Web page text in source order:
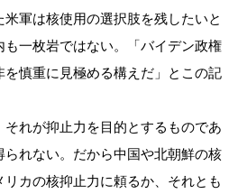
軍は核使用の選択肢を残したいと
一枚岩ではない。「バイデン政権
慎重に見極める構えだ」とこの記
れが抑止力を目的とするものであ
られない。だから中国や北朝鮮の核
カの核抑止力に頼るか、それとも